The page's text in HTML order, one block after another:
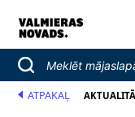
ATPAKAĻ